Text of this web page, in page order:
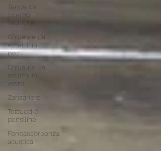
Tende da
interno
tecniche
Chiusure da
esterni in
pvc
Chiusure da
esterni in
vetro
Zanzariere
Tettucci e
pensiline
Fonoassorbenza
acustica